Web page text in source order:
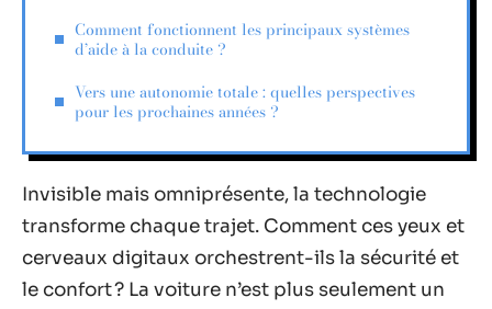
Comment fonctionnent les principaux systèmes
d’aide à la conduite ?
Vers une autonomie totale : quelles perspectives
pour les prochaines années ?
Invisible mais omniprésente, la technologie
transforme chaque trajet. Comment ces yeux et
cerveaux digitaux orchestrent-ils la sécurité et
le confort ? La voiture n’est plus seulement un